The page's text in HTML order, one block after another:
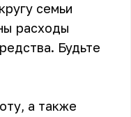
семьи
расходы
Будьте
а также